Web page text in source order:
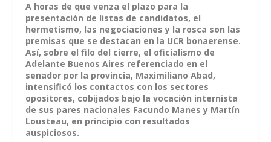
A horas de que venza el plazo para la
presentación de listas de candidatos, el
hermetismo, las negociaciones y la rosca son las
premisas que se destacan en la UCR bonaerense.
Así, sobre el filo del cierre, el oficialismo de
Adelante Buenos Aires referenciado en el
senador por la provincia, Maximiliano Abad,
intensificó los contactos con los sectores
opositores, cobijados bajo la vocación internista
de sus pares nacionales Facundo Manes y Martín
Lousteau, en principio con resultados
auspiciosos.